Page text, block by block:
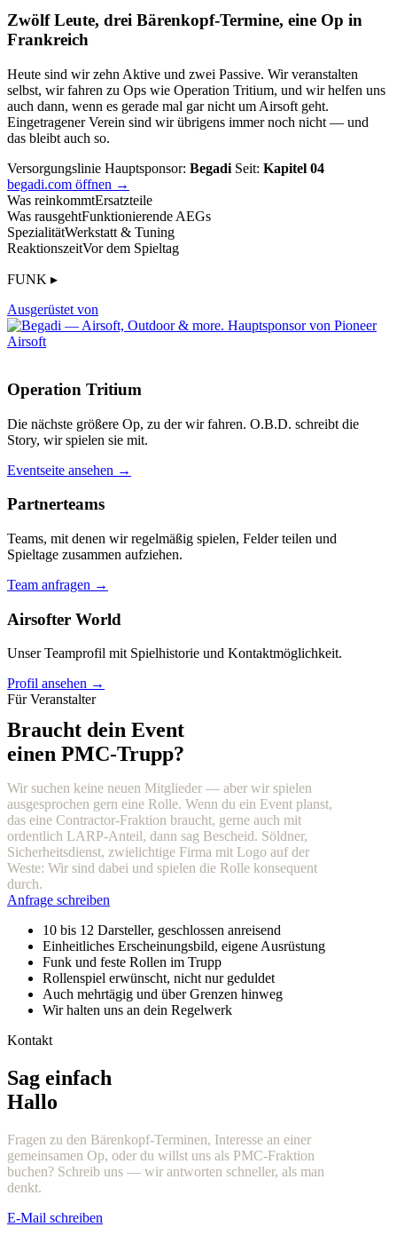
Zwölf Leute, drei Bärenkopf-Termine, eine Op in
Frankreich
Heute sind wir zehn Aktive und zwei Passive. Wir veranstalten
selbst, wir fahren zu Ops wie Operation Tritium, und wir helfen uns
auch dann, wenn es gerade mal gar nicht um Airsoft geht.
Eingetragener Verein sind wir übrigens immer noch nicht — und
das bleibt auch so.
Versorgungslinie Hauptsponsor: Begadi Seit: Kapitel 04
begadi.com öffnen →
Was reinkommtErsatzteile
Was rausgehtFunktionierende AEGs
SpezialitätWerkstatt & Tuning
ReaktionszeitVor dem Spieltag
FUNK ▸
Ausgerüstet von
Operation Tritium
Die nächste größere Op, zu der wir fahren. O.B.D. schreibt die
Story, wir spielen sie mit.
Eventseite ansehen →
Partnerteams
Teams, mit denen wir regelmäßig spielen, Felder teilen und
Spieltage zusammen aufziehen.
Team anfragen →
Airsofter World
Unser Teamprofil mit Spielhistorie und Kontaktmöglichkeit.
Profil ansehen →
Für Veranstalter
Braucht dein Event
einen PMC-Trupp?
Wir suchen keine neuen Mitglieder — aber wir spielen
ausgesprochen gern eine Rolle. Wenn du ein Event planst,
das eine Contractor-Fraktion braucht, gerne auch mit
ordentlich LARP-Anteil, dann sag Bescheid. Söldner,
Sicherheitsdienst, zwielichtige Firma mit Logo auf der
Weste: Wir sind dabei und spielen die Rolle konsequent
durch.
Anfrage schreiben
10 bis 12 Darsteller, geschlossen anreisend
Einheitliches Erscheinungsbild, eigene Ausrüstung
Funk und feste Rollen im Trupp
Rollenspiel erwünscht, nicht nur geduldet
Auch mehrtägig und über Grenzen hinweg
Wir halten uns an dein Regelwerk
Kontakt
Sag einfach
Hallo
Fragen zu den Bärenkopf-Terminen, Interesse an einer
gemeinsamen Op, oder du willst uns als PMC-Fraktion
buchen? Schreib uns — wir antworten schneller, als man
denkt.
E-Mail schreiben